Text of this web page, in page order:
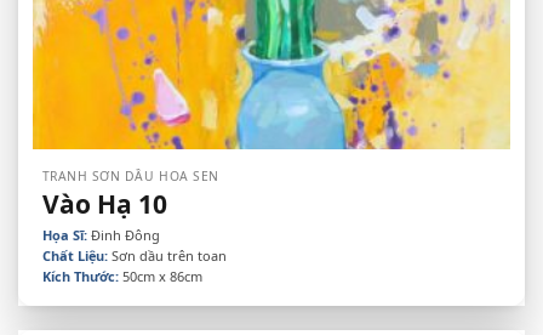
TRANH SƠN DẦU HOA SEN
Vào Hạ 10
Họa Sĩ:Đinh Đông
Chất Liệu:Sơn dầu trên toan
Kích Thước:50cm x 86cm